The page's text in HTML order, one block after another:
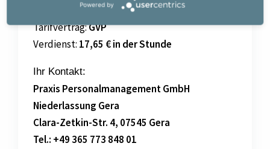
Anstellungsart:Vollzeit
Tarifvertrag:GVP
Verdienst: 17,65 € in der Stunde
Ihr Kontakt:
Praxis Personalmanagement GmbH
Niederlassung Gera
Clara-Zetkin-Str. 4, 07545 Gera
Tel.: +49 365 773 848 01
Powered by